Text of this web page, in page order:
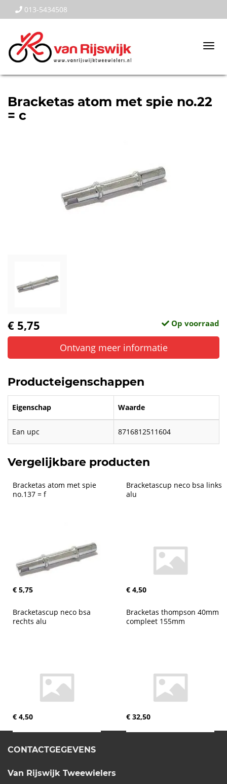
013-5434508
Bracketas atom met spie no.22
= c
€ 5,75 Op voorraad
Ontvang meer informatie
Producteigenschappen
Eigenschap Waarde
Ean upc 8716812511604
Vergelijkbare producten
Bracketas atom met spie
no.137 = f
€ 5,75
Bracketascup neco bsa links
alu
€ 4,50
Bracketascup neco bsa
rechts alu
€ 4,50
Bracketas thompson 40mm
compleet 155mm
€ 32,50
CONTACTGEGEVENS
Van Rijswijk Tweewielers